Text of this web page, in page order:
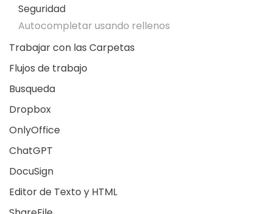
Seguridad
Autocompletar usando rellenos
Trabajar con las Carpetas
Flujos de trabajo
Busqueda
Dropbox
OnlyOffice
ChatGPT
DocuSign
Editor de Texto y HTML